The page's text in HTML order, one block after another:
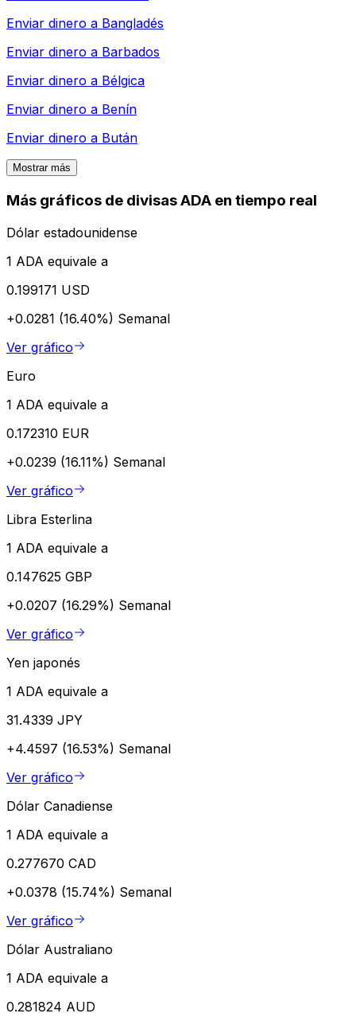
Enviar dinero a Bangladés
Enviar dinero a Barbados
Enviar dinero a Bélgica
Enviar dinero a Benín
Enviar dinero a Bután
Mostrar más
Más gráficos de divisas ADA en tiempo real
Dólar estadounidense
1 ADA equivale a
0.199171 USD
+0.0281 (16.40%) Semanal
Ver gráfico
Euro
1 ADA equivale a
0.172310 EUR
+0.0239 (16.11%) Semanal
Ver gráfico
Libra Esterlina
1 ADA equivale a
0.147625 GBP
+0.0207 (16.29%) Semanal
Ver gráfico
Yen japonés
1 ADA equivale a
31.4339 JPY
+4.4597 (16.53%) Semanal
Ver gráfico
Dólar Canadiense
1 ADA equivale a
0.277670 CAD
+0.0378 (15.74%) Semanal
Ver gráfico
Dólar Australiano
1 ADA equivale a
0.281824 AUD